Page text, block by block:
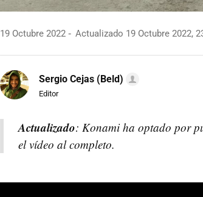
19 Octubre 2022 Actualizado 19 Octubre 2022,
Sergio Cejas (Beld)
Editor
Actualizado: Konami ha optado por
el vídeo al completo.